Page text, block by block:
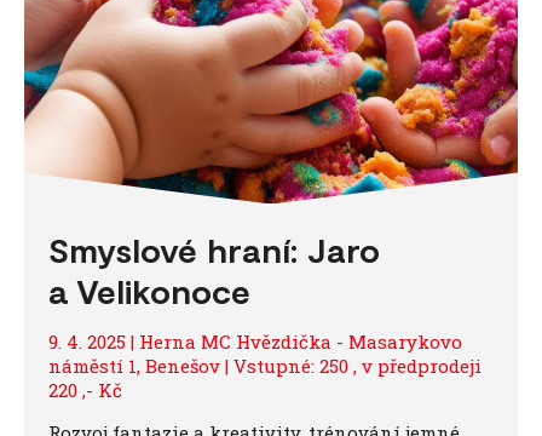
Smyslové hraní: Jaro
a Velikonoce
9. 4. 2025 | Herna MC Hvězdička - Masarykovo
náměstí 1, Benešov | Vstupné: 250 , v předprodeji
220 ,- Kč